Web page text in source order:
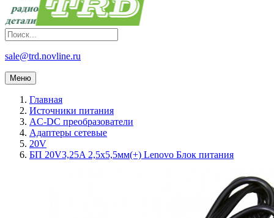
sale@trd.novline.ru
Меню
Главная
Источники питания
AC-DC преобразователи
Адаптеры сетевые
20V
БП 20V3,25A 2,5х5,5мм(+) Lenovo Блок питания